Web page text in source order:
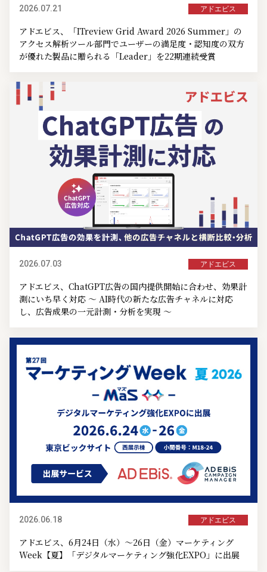
2026.07.21 アドエビス
アドエビス、「ITreview Grid Award 2026 Summer」の
アクセス解析ツール部門でユーザーの満足度・認知度の双方
が優れた製品に贈られる「Leader」を22期連続受賞
2026.07.03 アドエビス
アドエビス、ChatGPT広告の国内提供開始に合わせ、効果計
測にいち早く対応 ～ AI時代の新たな広告チャネルに対応
し、広告成果の一元計測・分析を実現 ～
2026.06.18 アドエビス
アドエビス、6月24日（水）～26日（金）マーケティング
Week【夏】「デジタルマーケティング強化EXPO」に出展